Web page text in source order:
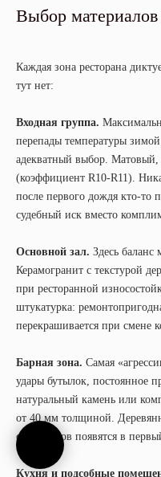
Выбор
Каждая зона ресторана
тут нет:
Входная группа.
перепады температуры
адекватный выбор. Матовый,
(коэффициент R10-R11).
после первого дождя кто-то
судебный иск вместо
Основной зал. Здесь баланс
Керамогранит с текстурой
при ресторанной
штукатурка:
перекрашивается при смене
Барная зона. Самая
удары бутылок, постоянное
натуральный камень или
от 40 мм толщиной.
от стаканов появятся в
Кухня и подсобные